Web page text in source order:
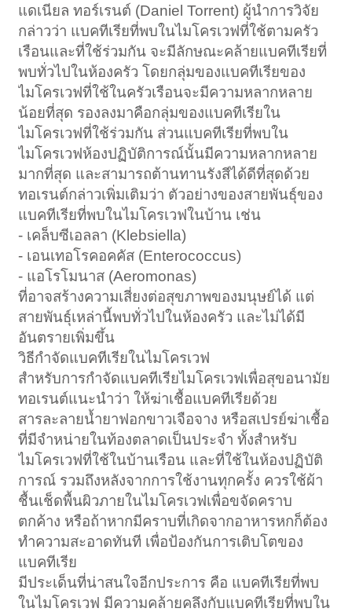
แดเนียล ทอร์เรนต์ (Daniel Torrent) ผู้นำการวิจัย
กล่าวว่า แบคทีเรียที่พบในไมโครเวฟที่ใช้ตามครัว
เรือนและที่ใช้ร่วมกัน จะมีลักษณะคล้ายแบคทีเรียที่
พบทั่วไปในห้องครัว โดยกลุ่มของแบคทีเรียของ
ไมโครเวฟที่ใช้ในครัวเรือนจะมีความหลากหลาย
น้อยที่สุด รองลงมาคือกลุ่มของแบคทีเรียใน
ไมโครเวฟที่ใช้ร่วมกัน ส่วนแบคทีเรียที่พบใน
ไมโครเวฟห้องปฏิบัติการณ์นั้นมีความหลากหลาย
มากที่สุด และสามารถต้านทานรังสีได้ดีที่สุดด้วย
ทอเรนต์กล่าวเพิ่มเติมว่า ตัวอย่างของสายพันธุ์ของ
แบคทีเรียที่พบในไมโครเวฟในบ้าน เช่น
- เคล็บซีเอลลา (Klebsiella)
- เอนเทอโรคอคคัส (Enterococcus)
- แอโรโมนาส (Aeromonas)
ที่อาจสร้างความเสี่ยงต่อสุขภาพของมนุษย์ได้ แต่
สายพันธุ์เหล่านี้พบทั่วไปในห้องครัว และไม่ได้มี
อันตรายเพิ่มขึ้น
วิธีกำจัดแบคทีเรียในไมโครเวฟ
สำหรับการกำจัดแบคทีเรียไมโครเวฟเพื่อสุขอนามัย
ทอเรนต์แนะนำว่า ให้ฆ่าเชื้อแบคทีเรียด้วย
สารละลายน้ำยาฟอกขาวเจือจาง หรือสเปรย์ฆ่าเชื้อ
ที่มีจำหน่ายในท้องตลาดเป็นประจำ ทั้งสำหรับ
ไมโครเวฟที่ใช้ในบ้านเรือน และที่ใช้ในห้องปฏิบัติ
การณ์ รวมถึงหลังจากการใช้งานทุกครั้ง ควรใช้ผ้า
ชื้นเช็ดพื้นผิวภายในไมโครเวฟเพื่อขจัดคราบ
ตกค้าง หรือถ้าหากมีคราบที่เกิดจากอาหารหกก็ต้อง
ทำความสะอาดทันที เพื่อป้องกันการเติบโตของ
แบคทีเรีย
มีประเด็นที่น่าสนใจอีกประการ คือ แบคทีเรียที่พบ
ในไมโครเวฟ มีความคล้ายคลึงกับแบคทีเรียที่พบใน